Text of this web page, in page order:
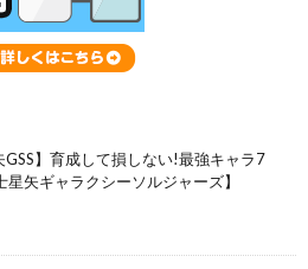
GSS】育成して損しない!最強キャラ7
矢ギャラクシーソルジャーズ】